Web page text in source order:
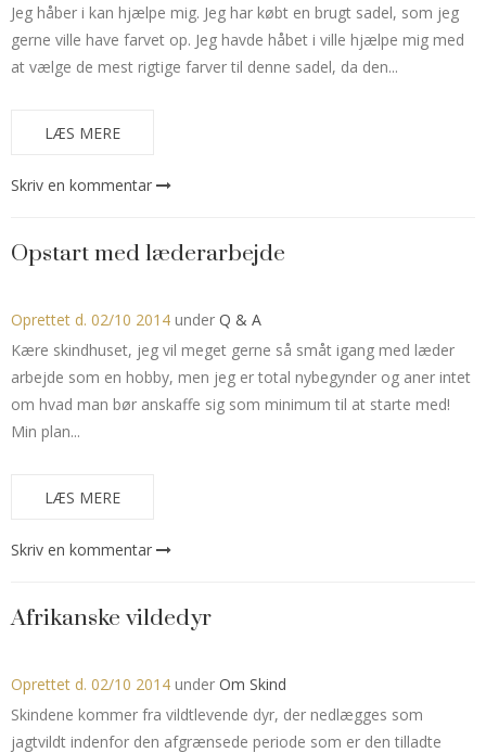
Jeg håber i kan hjælpe mig. Jeg har købt en brugt sadel, som jeg
gerne ville have farvet op. Jeg havde håbet i ville hjælpe mig med
at vælge de mest rigtige farver til denne sadel, da den...
LÆS MERE
Skriv en kommentar
Opstart med læderarbejde
Oprettet d. 02/10 2014 under Q & A
Kære skindhuset, jeg vil meget gerne så småt igang med læder
arbejde som en hobby, men jeg er total nybegynder og aner intet
om hvad man bør anskaffe sig som minimum til at starte med!
Min plan...
LÆS MERE
Skriv en kommentar
Afrikanske vildedyr
Oprettet d. 02/10 2014 under Om Skind
Skindene kommer fra vildtlevende dyr, der nedlægges som
jagtvildt indenfor den afgrænsede periode som er den tilladte